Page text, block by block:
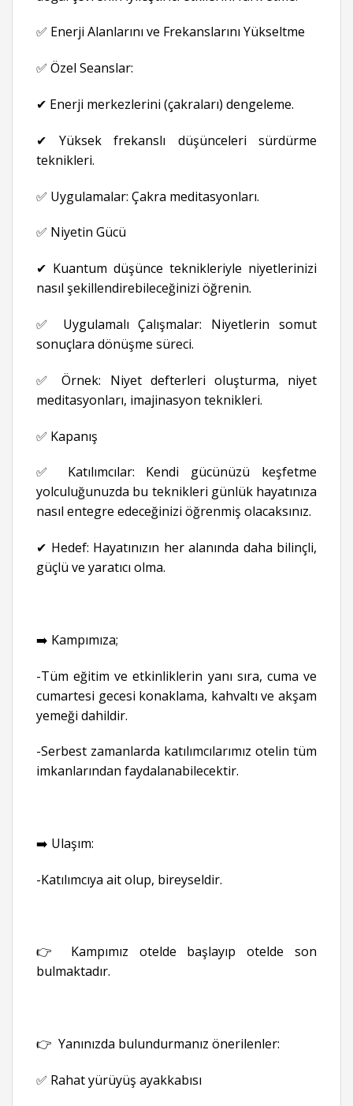
✅ Enerji Alanlarını ve Frekanslarını Yükseltme
✅ Özel Seanslar:
✔ Enerji merkezlerini (çakraları) dengeleme.
✔ Yüksek frekanslı düşünceleri sürdürme
teknikleri.
✅ Uygulamalar: Çakra meditasyonları.
✅ Niyetin Gücü
✔ Kuantum düşünce teknikleriyle niyetlerinizi
nasıl şekillendirebileceğinizi öğrenin.
✅ Uygulamalı Çalışmalar: Niyetlerin somut
sonuçlara dönüşme süreci.
✅ Örnek: Niyet defterleri oluşturma, niyet
meditasyonları, imajinasyon teknikleri.
✅ Kapanış
✅ Katılımcılar: Kendi gücünüzü keşfetme
yolculuğunuzda bu teknikleri günlük hayatınıza
nasıl entegre edeceğinizi öğrenmiş olacaksınız.
✔ Hedef: Hayatınızın her alanında daha bilinçli,
güçlü ve yaratıcı olma.
➡️ Kampımıza;
-Tüm eğitim ve etkinliklerin yanı sıra, cuma ve
cumartesi gecesi konaklama, kahvaltı ve akşam
yemeği dahildir.
-Serbest zamanlarda katılımcılarımız otelin tüm
imkanlarından faydalanabilecektir.
➡️ Ulaşım:
-Katılımcıya ait olup, bireyseldir.
👉 Kampımız otelde başlayıp otelde son
bulmaktadır.
👉 Yanınızda bulundurmanız önerilenler:
✅ Rahat yürüyüş ayakkabısı